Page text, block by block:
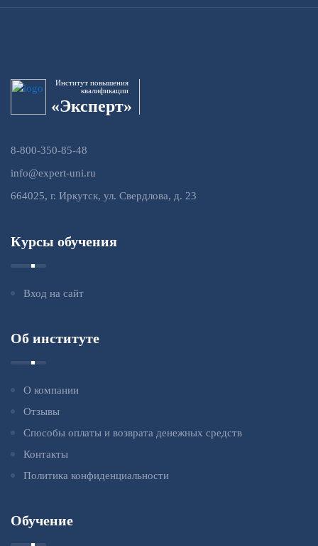
Институт повышения
квалификации
«Эксперт»
8-800-350-85-48
info@expert-uni.ru
664025, г. Иркутск, ул. Свердлова, д. 23
Курсы обучения
Вход на сайт
Об институте
О компании
Отзывы
Способы оплаты и возврата денежных средств
Контакты
Политика конфиденциальности
Обучение